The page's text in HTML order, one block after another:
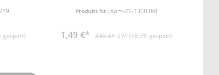
gespart)
Produkt Nr.: Kom-21-1300368
1,49 €* 3,59 €* UVP (58.5% gespart)